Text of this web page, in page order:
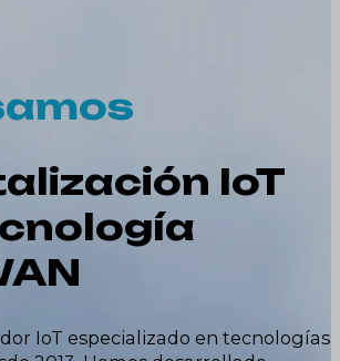
IoT
IoT especializado en tecnologías